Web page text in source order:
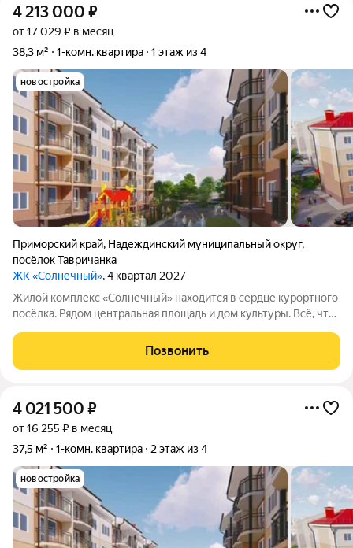
4 213 000 ₽
от 17 029 ₽ в месяц
38,3 м²
1-комн. квартира 1 этаж из 4
новостройка
Приморский край, Надеждинский муниципальный округ,
посёлок Тавричанка
ЖК «Солнечный», 4 квартал 2027
Жилой комплекс «Солнечный» находится в сердце курортного
посёлка. Рядом центральная площадь и дом культуры. Всё, что
можно дойти пешком до остановки общественного
транспорта, магазинов, банка,
Позвонить
4 021 500 ₽
от 16 255 ₽ в месяц
37,5 м²
1-комн. квартира 2 этаж из 4
новостройка